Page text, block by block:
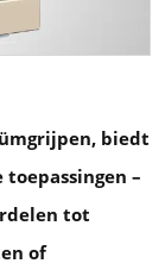
biedt
–
tot
of